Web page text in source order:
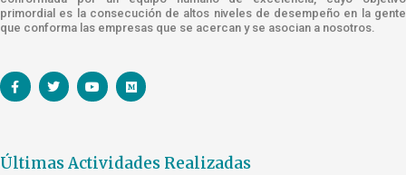
primordial es la consecución de altos niveles de desempeño en la gente
que conforma las empresas que se acercan y se asocian a nosotros.
Últimas Actividades Realizadas